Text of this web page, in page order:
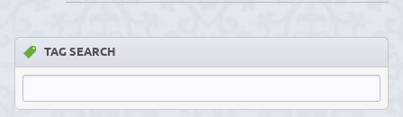
TAG SEARCH